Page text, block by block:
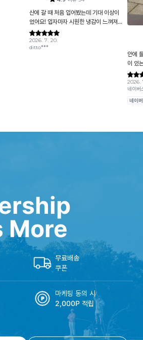
More
무료배송
쿠폰
마케팅 동의 시
2,000P 적립